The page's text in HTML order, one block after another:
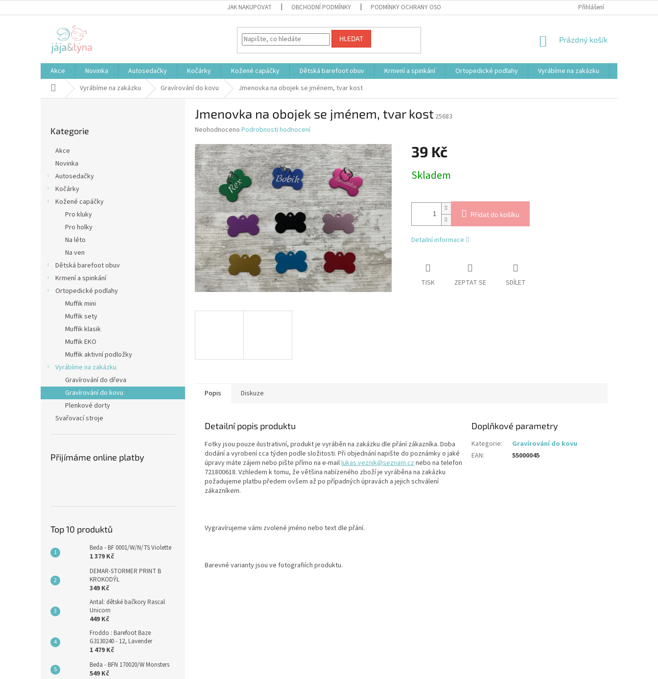
na
JAK NAKUPOVAT OBCHODNÍ PODMÍNKY PODMÍNKY OCHRANY OSOBNÍCH ÚDAJŮ Přihlášení
HLEDAT
NÁKUPNÍ
Prázdný košík
Akce Novinka Autosedačky Kočárky Kožené capáčky Dětská barefoot obuv Krmení a spinkání Ortopedické podlahy Vyrábíme na zakázku
Domů Vyrábíme na zakázku Gravírování do kovu Jmenovka na obojek se jménem, tvar kost
kategorie
Kategorie
Akce
Novinka
Autosedačky
Kočárky
Kožené capáčky
Pro kluky
Pro holky
Na léto
Na ven
Dětská barefoot obuv
Krmení a spinkání
Ortopedické podlahy
Muffik mini
Muffik sety
Muffik klasik
Muffik EKO
Muffik aktivní podložky
Vyrábíme na zakázku
Gravírování do dřeva
Gravírování do kovu
Plenkové dorty
Svařovací stroje
Přijímáme online platby
Top 10 produktů
Beda - BF 0001/W/N/TS Violette
1 379 Kč
DEMAR-STORMER PRINT B
KROKODÝL
349 Kč
Antal: dětské bačkory Rascal
Unicorn
449 Kč
Froddo : Barefoot Baze
G3130240 - 12, Lavender
1 479 Kč
Beda - BFN 170020/W Monsters
549 Kč
Jmenovka na obojek se jménem, tvar kost 25683
Průměrné
produktu
je
0,0
z
5
hvězdiček.
Neohodnoceno Podrobnosti hodnocení
39 Kč
cena:
Skladem
Přidat do košíku
Detailní informace
TISK ZEPTAT SE SDÍLET
Popis Diskuze
Detailní popis produktu
Fotky jsou pouze ilustrativní, produkt je vyráběn na zakázku dle přání zákazníka. Doba
dodání a vyrobení cca týden podle složitosti. Při objednání napište do poznámky o jaké
úpravy máte zájem nebo pište přímo na e-maillukas.veznik@seznam.cz nebo na telefon
721800618. Vzhledem k tomu, že většina nabízeného zboží je vyráběna na zakázku
požadujeme platbu předem ovšem až po případných úpravách a jejich schválení
zákazníkem.
Vygravírujeme vámi zvolené jméno nebo text dle přání.
Barevné varianty jsou ve fotografiích produktu.
Doplňkové parametry
Kategorie:
Gravírování do kovu
EAN: 55000045